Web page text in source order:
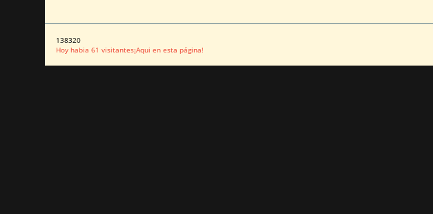
138320
Hoy habia 61 visitantes¡Aqui en esta página!